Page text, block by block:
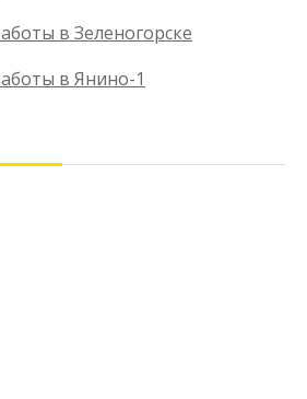
в Зеленогорске
в Янино-1